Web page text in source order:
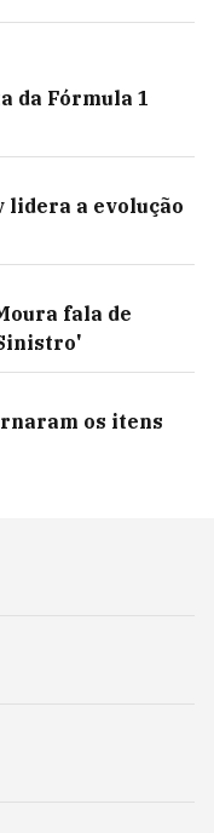
da Fórmula 1
lidera a evolução
fala de
os itens